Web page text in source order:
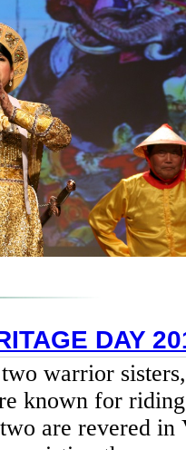
DAY
warrior
known for
are revered in